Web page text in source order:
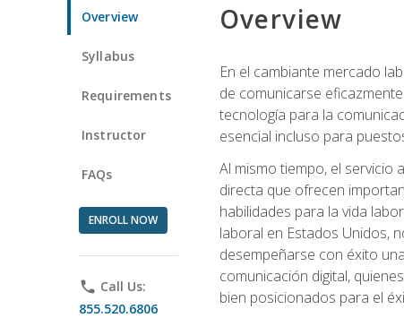
Overview
Syllabus
Requirements
Instructor
FAQs
ENROLL NOW
phone Call Us:
855.520.6806
Overview
En el cambiante mercado
de comunicarse
tecnología para la
esencial incluso para
Al mismo tiempo, el servicio
directa que ofrecen
habilidades para la vida
laboral en Estados Unidos,
desempeñarse con éxito
comunicación digital,
bien posicionados para el